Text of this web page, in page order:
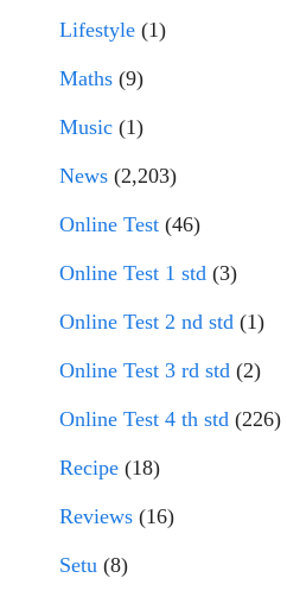
Lifestyle (1)
Maths (9)
Music (1)
News (2,203)
Online Test (46)
Online Test 1 std (3)
Online Test 2 nd std (1)
Online Test 3 rd std (2)
Online Test 4 th std (226)
Recipe (18)
Reviews (16)
Setu (8)